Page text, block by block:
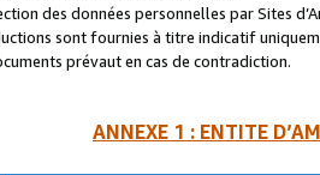
des données personnelles par Sites
sont fournies à titre indicatif
prévaut en cas de contradiction.
ANNEXE 1 : ENTITE